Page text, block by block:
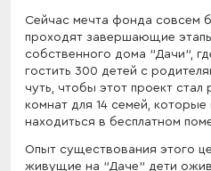
Сейчас мечта фонда совсем
проходят завершающие
собственного дома "Дачи",
гостить 300 детей с
чуть, чтобы этот проект стал
комнат для 14 семей,
находиться в бесплатном
Опыт существования этого
живущие на "Даче" дети